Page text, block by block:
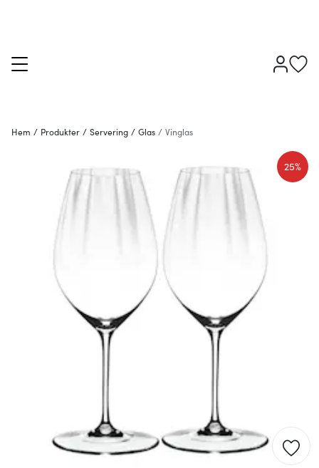
Hem / Produkter / Servering / Glas / Vinglas
25%